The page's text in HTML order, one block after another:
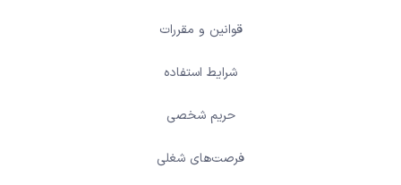
قوانین و مقررات
شرایط استفاده
حریم شخصی
فرصت‌های شغلی